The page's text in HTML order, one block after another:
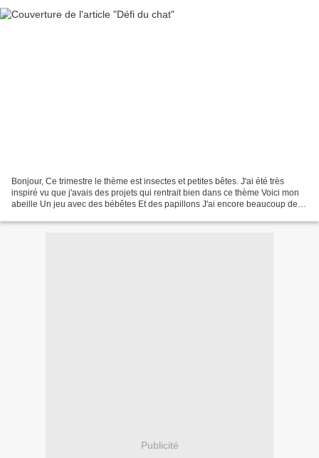
Bonjour, Ce trimestre le thème est insectes et petites bêtes. J'ai été très
inspiré vu que j'avais des projets qui rentrait bien dans ce thème Voici mon
abeille Un jeu avec des bébêtes Et des papillons J'ai encore beaucoup de
Publicité